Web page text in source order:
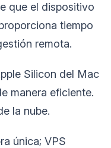
que el dispositivo
tiempo
remota.
Silicon del Mac
manera eficiente.
la nube.
única; VPS